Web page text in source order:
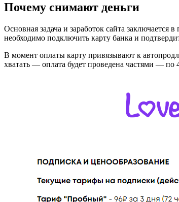
Почему снимают деньги
Основная задача и заработок сайта заключается
необходимо подключить карту банка и
В момент оплаты карту привязывают к
хватать — оплата будет проведена частями — по